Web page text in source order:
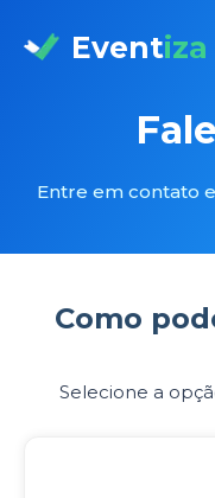
Eventiza
Entre em contato
Como
Selecione a